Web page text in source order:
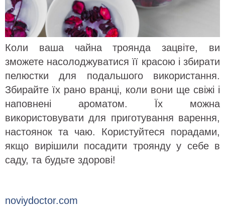
Коли ваша чайна троянда зацвіте, ви
зможете насолоджуватися її красою і збирати
пелюстки для подальшого використання.
Збирайте їх рано вранці, коли вони ще свіжі і
наповнені ароматом. Їх можна
використовувати для приготування варення,
настоянок та чаю. Користуйтеся порадами,
якщо вирішили посадити троянду у себе в
саду, та будьте здорові!
noviydoctor.com